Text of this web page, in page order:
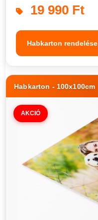
19 990 Ft
Habkarton rendelése
Habkarton - 100x100cm
AKCIÓ